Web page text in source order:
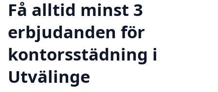
Få alltid minst 3
erbjudanden för
kontorsstädning i
Utvälinge